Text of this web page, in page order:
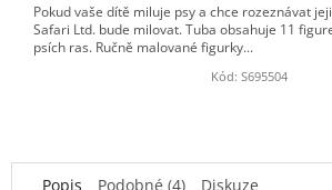
Pokud vaše dítě miluje psy a chce rozeznávat
Safari Ltd. bude milovat. Tuba obsahuje 11
psích ras. Ručně malované figurky...
Kód: S695504
Popis Podobné (4) Diskuze